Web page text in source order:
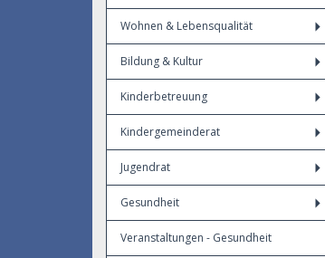
Wohnen & Lebensqualität
Bildung & Kultur
Kinderbetreuung
Kindergemeinderat
Jugendrat
Gesundheit
Veranstaltungen - Gesundheit